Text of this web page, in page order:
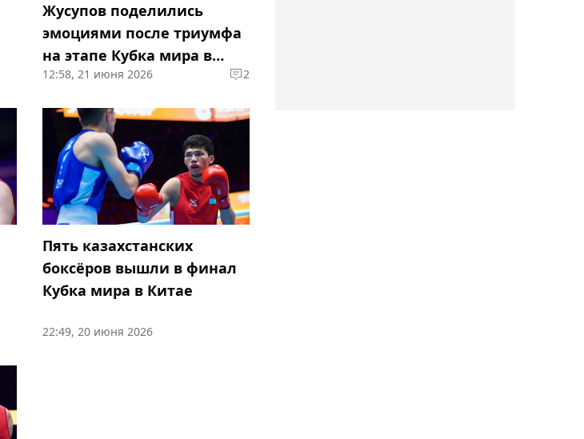
Жусупов поделились
эмоциями после триумфа
на этапе Кубка мира в
Китае
12:58, 21 июня 2026 2
Пять казахстанских
боксёров вышли в финал
Кубка мира в Китае
22:49, 20 июня 2026